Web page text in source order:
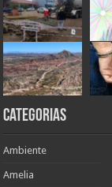
Categorias
Ambiente
Amelia